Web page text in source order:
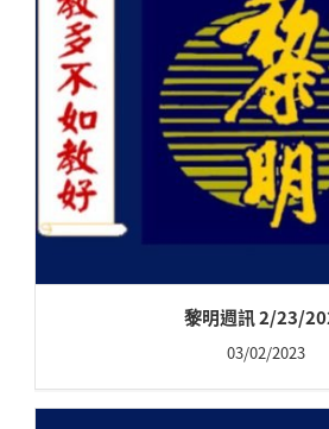
黎明週訊 2/23/
03/02/2023